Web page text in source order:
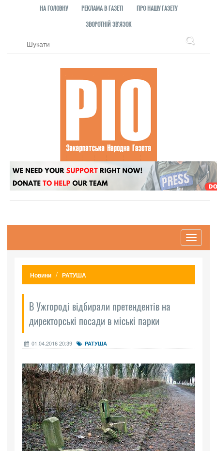
НА ГОЛОВНУ РЕКЛАМА В ГАЗЕТІ
ПРО НАШУ ГАЗЕТУ
ЗВОРОТНІЙ ЗВ'ЯЗОК
Toggle
Новини РАТУША
В Ужгороді відбирали претендентів на
директорські посади в міські парки
01.04.2016 20:39 РАТУША